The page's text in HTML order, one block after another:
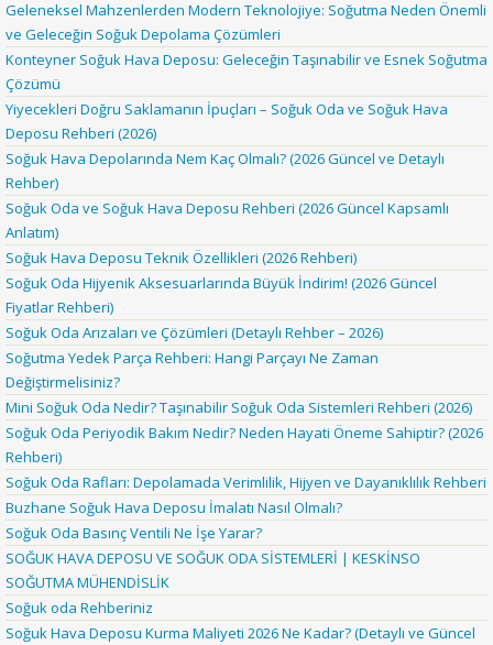
Geleneksel Mahzenlerden Modern Teknolojiye: Soğutma Neden Önemli
ve Geleceğin Soğuk Depolama Çözümleri
Konteyner Soğuk Hava Deposu: Geleceğin Taşınabilir ve Esnek Soğutma
Çözümü
Yiyecekleri Doğru Saklamanın İpuçları – Soğuk Oda ve Soğuk Hava
Deposu Rehberi (2026)
Soğuk Hava Depolarında Nem Kaç Olmalı? (2026 Güncel ve Detaylı
Rehber)
Soğuk Oda ve Soğuk Hava Deposu Rehberi (2026 Güncel Kapsamlı
Anlatım)
Soğuk Hava Deposu Teknik Özellikleri (2026 Rehberi)
Soğuk Oda Hijyenik Aksesuarlarında Büyük İndirim! (2026 Güncel
Fiyatlar Rehberi)
Soğuk Oda Arızaları ve Çözümleri (Detaylı Rehber – 2026)
Soğutma Yedek Parça Rehberi: Hangi Parçayı Ne Zaman
Değiştirmelisiniz?
Mini Soğuk Oda Nedir? Taşınabilir Soğuk Oda Sistemleri Rehberi (2026)
Soğuk Oda Periyodik Bakım Nedir? Neden Hayati Öneme Sahiptir? (2026
Rehberi)
Soğuk Oda Rafları: Depolamada Verimlilik, Hijyen ve Dayanıklılık Rehberi
Buzhane Soğuk Hava Deposu İmalatı Nasıl Olmalı?
Soğuk Oda Basınç Ventili Ne İşe Yarar?
SOĞUK HAVA DEPOSU VE SOĞUK ODA SİSTEMLERİ | KESKİNSO
SOĞUTMA MÜHENDİSLİK
Soğuk oda Rehberiniz
Soğuk Hava Deposu Kurma Maliyeti 2026 Ne Kadar? (Detaylı ve Güncel